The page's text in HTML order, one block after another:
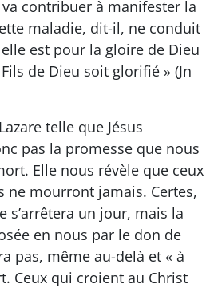
contribuer à manifester la
maladie, dit-il, ne conduit
est pour la gloire de Dieu
de Dieu soit glorifié » (Jn
telle que Jésus
pas la promesse que nous
Elle nous révèle que ceux
ne mourront jamais. Certes,
s’arrêtera un jour, mais la
en nous par le don de
pas, même au-delà et « à
Ceux qui croient au Christ